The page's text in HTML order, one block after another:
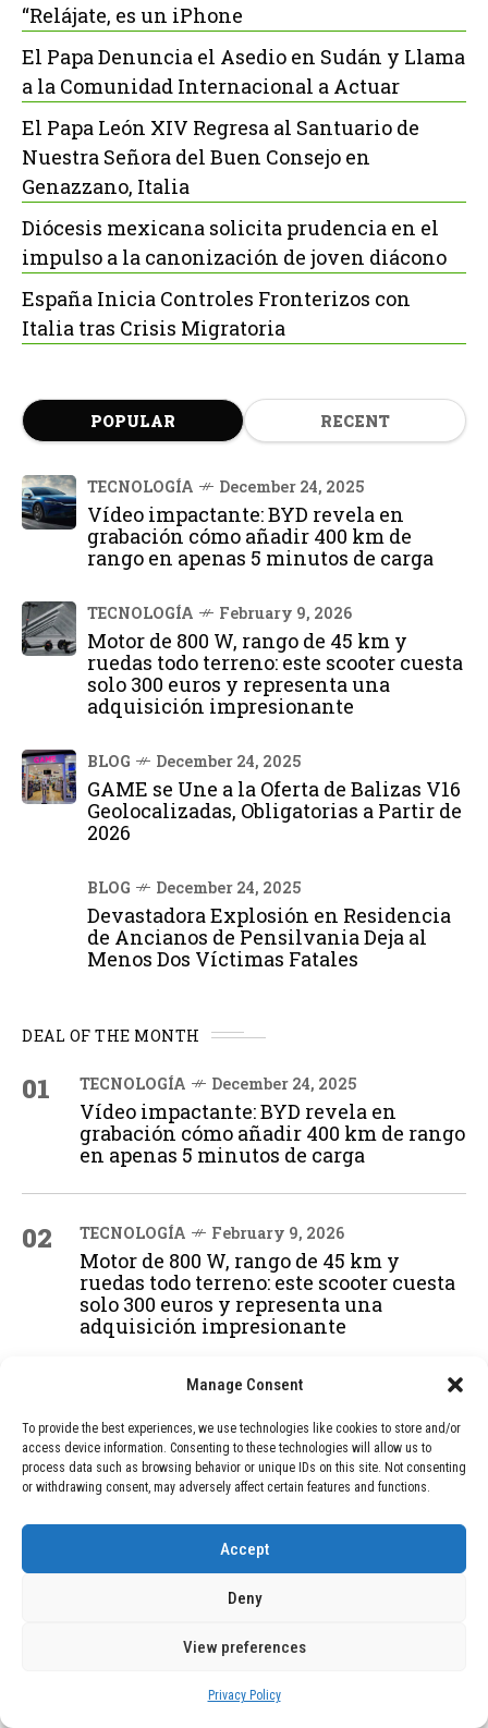
Manage Consent
To provide the best experiences, we use technologies like cookies to store and/or
access device information. Consenting to these technologies will allow us to
process data such as browsing behavior or unique IDs on this site. Not consenting
or withdrawing consent, may adversely affect certain features and functions.
Accept
Deny
View preferences
Privacy Policy
“Relájate, es un iPhone
El Papa Denuncia el Asedio en Sudán y Llama
a la Comunidad Internacional a Actuar
El Papa León XIV Regresa al Santuario de
Nuestra Señora del Buen Consejo en
Genazzano, Italia
Diócesis mexicana solicita prudencia en el
impulso a la canonización de joven diácono
España Inicia Controles Fronterizos con
Italia tras Crisis Migratoria
POPULAR RECENT
TECNOLOGÍA December 24, 2025
Vídeo impactante: BYD revela en
grabación cómo añadir 400 km de
rango en apenas 5 minutos de carga
TECNOLOGÍA February 9, 2026
Motor de 800 W, rango de 45 km y
ruedas todo terreno: este scooter cuesta
solo 300 euros y representa una
adquisición impresionante
BLOG December 24, 2025
GAME se Une a la Oferta de Balizas V16
Geolocalizadas, Obligatorias a Partir de
2026
BLOG December 24, 2025
Devastadora Explosión en Residencia
de Ancianos de Pensilvania Deja al
Menos Dos Víctimas Fatales
DEAL OF THE MONTH
01 TECNOLOGÍA December 24, 2025
Vídeo impactante: BYD revela en
grabación cómo añadir 400 km de rango
en apenas 5 minutos de carga
02 TECNOLOGÍA February 9, 2026
Motor de 800 W, rango de 45 km y
ruedas todo terreno: este scooter cuesta
solo 300 euros y representa una
adquisición impresionante
GAME se Une a la Oferta de Balizas V16
Geolocalizadas, Obligatorias a Partir de
2026
December 24, 2025
Devastadora Explosión en Residencia
de Ancianos de Pensilvania Deja al